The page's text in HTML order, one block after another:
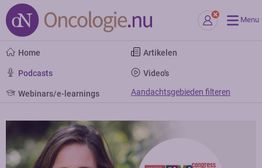
Menu
Home Artikelen
Podcasts Video's
Webinars/e-learnings Aandachtsgebieden filteren